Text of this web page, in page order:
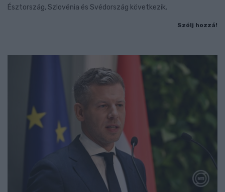
Észtország, Szlovénia és Svédország következik.
Szólj hozzá!